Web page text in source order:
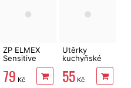
ZP ELMEX
Sensitive
Whitening 75
ml
79 Kč
Utěrky
kuchyňské
TENTO Extra
Strong
3vrstvé, 2
55 Kč